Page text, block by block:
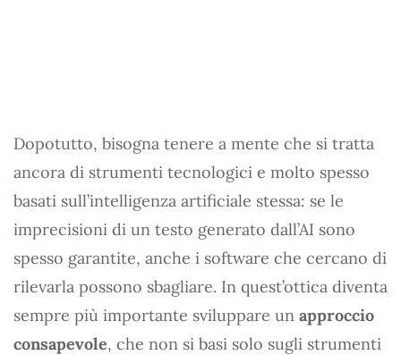
Dopotutto, bisogna tenere a mente che si tratta
ancora di strumenti tecnologici e molto spesso
basati sull’intelligenza artificiale stessa: se le
imprecisioni di un testo generato dall’AI sono
spesso garantite, anche i software che cercano di
rilevarla possono sbagliare. In quest’ottica diventa
sempre più importante sviluppare un approccio
consapevole, che non si basi solo sugli strumenti